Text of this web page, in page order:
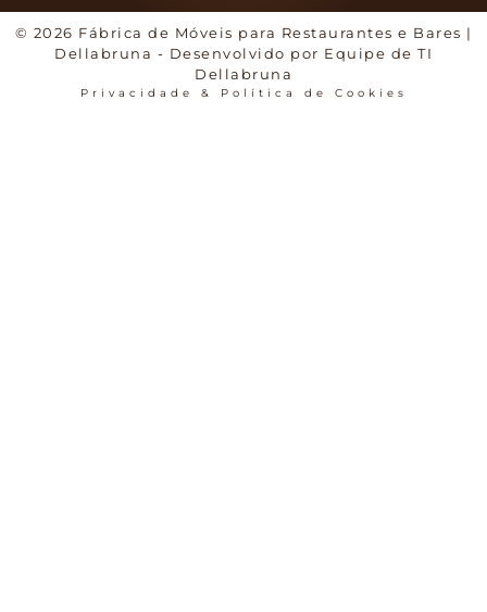
© 2026 Fábrica de Móveis para Restaurantes e Bares |
Dellabruna - Desenvolvido por Equipe de TI
Dellabruna
Privacidade & Política de Cookies